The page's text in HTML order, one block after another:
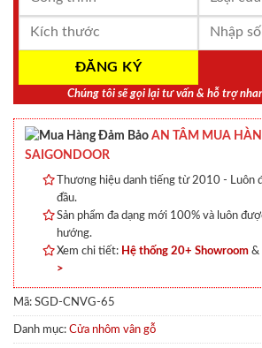
Chúng tôi sẽ gọi lại tư vấn & hỗ trợ
AN TÂM MUA
SAIGONDOOR
Thương hiệu danh tiếng từ 2010 - Luôn
đầu.
Sản phẩm đa dạng mới 100% và luôn
hướng.
Xem chi tiết: Hệ thống 20+ Showroom &
>
Mã: SGD-CNVG-65
Danh mục: Cửa nhôm vân gỗ